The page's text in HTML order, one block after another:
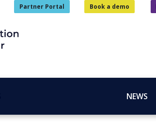
Partner Portal Book a demo
NEWS